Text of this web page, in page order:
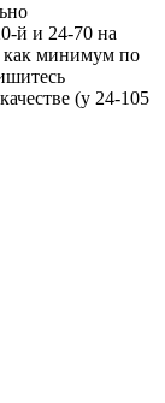
й и 24-70 на
как минимум по
(у 24-105